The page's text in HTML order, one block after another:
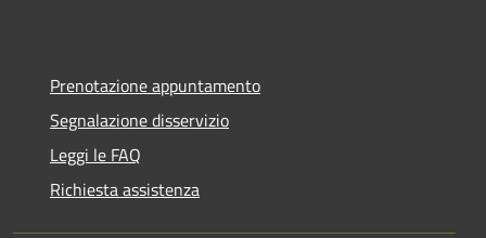
Prenotazione appuntamento
Segnalazione disservizio
Leggi le FAQ
Richiesta assistenza